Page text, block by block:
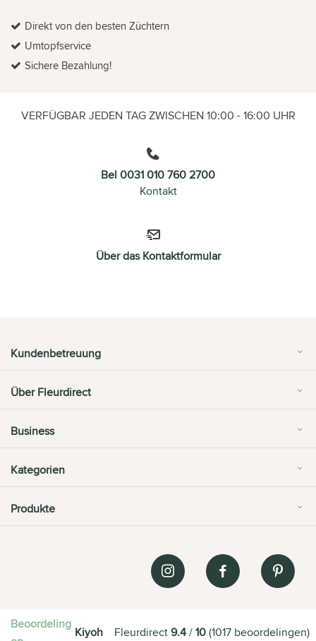
Direkt von den besten Züchtern
Umtopfservice
Sichere Bezahlung!
VERFÜGBAR JEDEN TAG ZWISCHEN 10:00 - 16:00 UHR
Bel 0031 010 760 2700
Kontakt
Über das Kontaktformular
Kundenbetreuung
Über Fleurdirect
Business
Kategorien
Produkte
Beoordeling
Kiyoh Fleurdirect9.4/10(1017 beoordelingen)